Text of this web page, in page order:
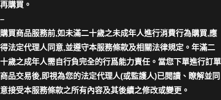
再購買。
–
購買商品服務前,如未滿二十歲之未成年人進行消費行為購買,應
得法定代理人同意,並遵守本服務條款及相關法律規定。年滿二
十歲之成年人需自行負完全的行爲能力責任。當您下單進行訂單
商品交易後,即視為您的法定代理人(或監護人)已閱讀、瞭解並同
意接受本服務條款之所有內容及其後續之修改或變更。